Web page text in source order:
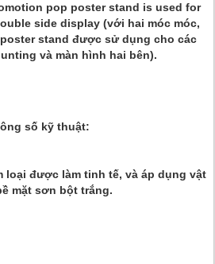
pop poster stand is used for
side display (với hai móc móc,
stand được sử dụng cho các
và màn hình hai bên).
số kỹ thuật:
loại được làm tinh tế, và áp dụng vật
mặt sơn bột trắng.